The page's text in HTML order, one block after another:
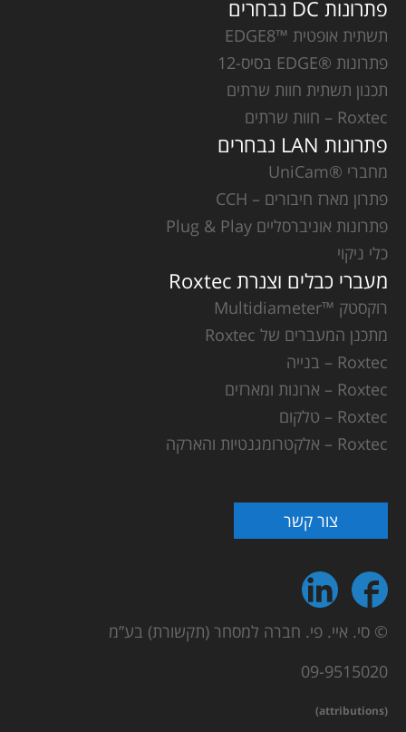
פתרונות DC נבחרים
תשתית אופטית ™EDGE8
פתרונות ®EDGE בסיס-12
תכנון תשתית חוות שרתים
Roxtec – חוות שרתים
פתרונות LAN נבחרים
מחברי ®UniCam
פתרון מארז חיבורים – CCH
פתרונות אוניברסליים Plug & Play
כלי ניקוי
מעברי כבלים וצנרת Roxtec
רוקסטק ™Multidiameter
מתכנן המעברים של Roxtec
Roxtec – בנייה
Roxtec – ארונות ומארזים
Roxtec – טלקום
Roxtec – אלקטרומגנטיות והארקה
צור קשר
© סי. איי. פי. חברה למסחר (תקשורת) בע”מ
09-9515020
(attributions)